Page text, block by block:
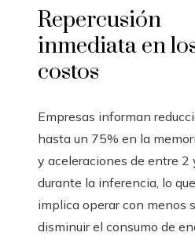
Repercusión
inmediata en
costos
Empresas informan
hasta un 75% en la
y aceleraciones de entre 2
durante la inferencia, lo
implica operar con menos
disminuir el consumo de